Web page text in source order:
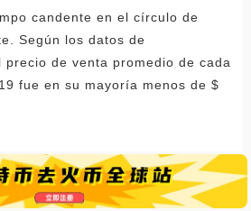
candente en el círculo de
Según los datos de
precio de venta promedio de cada
fue en su mayoría menos de $